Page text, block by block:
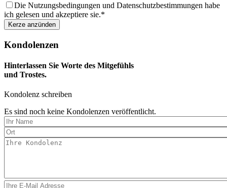
Die Nutzungsbedingungen und Datenschutzbestimmungen habe
ich gelesen und akzeptiere sie.
Kondolenzen
Hinterlassen Sie Worte des Mitgefühls
und Trostes.
Kondolenz schreiben
Es sind noch keine Kondolenzen veröffentlicht.